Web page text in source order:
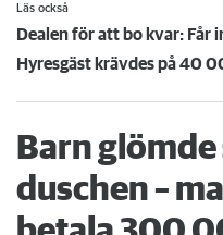
Läs också
Barn
duschen –